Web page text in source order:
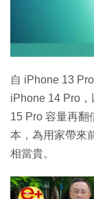
自 iPhone 13
iPhone 14 Pro
15 Pro 容量再翻
本，為用家帶來
相當貴。